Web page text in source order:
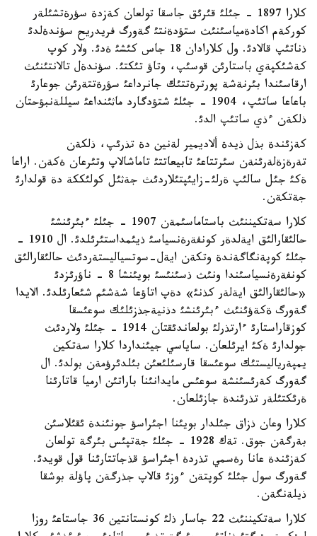
كلارا 1897 - جئلئ قئرئق جاسقا تولعان كةزدة سؤرةتشئلةر
كوركةم اكادةمياسئنئث ستؤدةنتئ گةورگ فريدريح سؤندةلدئ
ذناتئپ قالادئ. ول كلارادان 18 جاس كئشئ ةدئ. ولار كوپ
كةشئكپةي باستارئن قوسئپ، وتاؤ تئكتئ. سؤندةل تالانتئنئث
ارقاسئندا بئرنةشة پورترةتتئك جانرداعئ سؤرةتتةرئن جوعارئ
باعاعا ساتئپ، 1904 - جئلئ شتؤدگارد ماثئنداعئ سيللةنبؤحتان
ذلكةن ءذي ساتئپ الدئ.
كةزئندة بذل ذيدة ألاديمير لةنين دة تذرئپ، ذلكةن
تةرةزةلةرئنةن سئرتتاعئ تابيعاتتئ تاماشالاپ وتئرعان ةكةن. اراعا
ةكئ جئل سالئپ ةرلئ-زايئپتئلاردئث جةثئل كولئككة دة قولدارئ
جةتكةن.
كلارا سةتكيننئث باستاماسئمةن 1907 - جئلئ ءبئرئنشئ
حالئقارالئق ايةلدةر كونفةرةنسياسئ ذيئمداستئرئلدئ. ال 1910 -
جئلئ كوپةنگاگةندة وتكةن ايةل-سوتسياليستةردئث حالئقارالئق
كونفةرةنسياسئندا ونئث ذسئنئسئ بويئنشا 8 - ناؤرئزدئ
«حالئقارالئق ايةلةر كذنئ» دةپ اتاؤعا شةشئم شئعارئلدئ. الايدا
گةورگ ةكةؤئنئث ءبئرئنشئ دذنيةجذزئلئك سوعئسقا
كوزقاراستارئ ءارتذرلئ بولعاندئقتان 1914 - جئلئ ولاردئث
جولدارئ ةكئ ايرئلعان. ساياسي جيئنداردا كلارا سةتكين
يمپةرياليستئك سوعئسقا قارسئلئعئن بئلدئرؤمةن بولدئ. ال
گةورگ كةرئسئنشة سوعئس مايدانئنا باراتئن ارميا قاتارئنا
ةرئكتئلةر تذرئندة جازئلعان.
كلارا وعان ذزاق جئلدار بويئنا اجئراسؤ جونئندة ئقئلاسئن
بةرگةن جوق. تةك 1928 - جئلئ جةتپئس بئرگة تولعان
كةزئندة عانا رةسمي تذردة اجئراسؤ قذجاتتارئنا قول قويدئ.
گةورگ سول جئلئ كوپتةن ءوزئ قالاپ جذرگةن پاؤلة بوشقا
ذيلةنگةن.
كلارا سةتكيننئث 22 جاسار ذلئ كونستانتين 36 جاستاعئ روزا